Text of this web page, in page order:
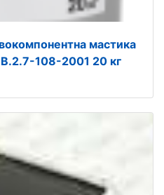
мастика
108-2001 20 кг